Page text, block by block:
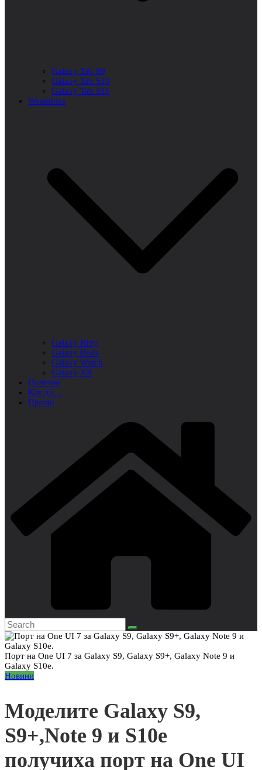
Galaxy Tab S9
Galaxy Tab S10
Galaxy Tab S11
Wearables
Galaxy Ring
Galaxy Buds
Galaxy Watch
Galaxy XR
Полезно
Как да…
Промо
Порт на One UI 7 за Galaxy S9, Galaxy S9+, Galaxy Note 9 и
Galaxy S10e.
Новини
Моделите Galaxy S9,
S9+,Note 9 и S10e
получиха порт на One UI